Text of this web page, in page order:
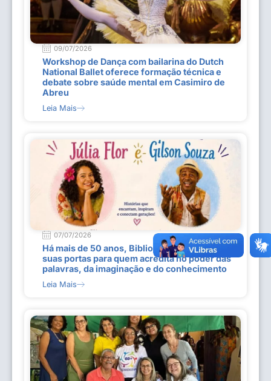
09/07/2026
Workshop de Dança com bailarina do Dutch
National Ballet oferece formação técnica e
debate sobre saúde mental em Casimiro de
Abreu
Leia Mais
07/07/2026
Há mais de 50 anos, Biblioteca Tiradentes abre
suas portas para quem acredita no poder das
palavras, da imaginação e do conhecimento
Leia Mais